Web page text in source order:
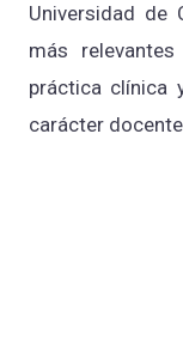
Universidad de
más
práctica clínica
carácter